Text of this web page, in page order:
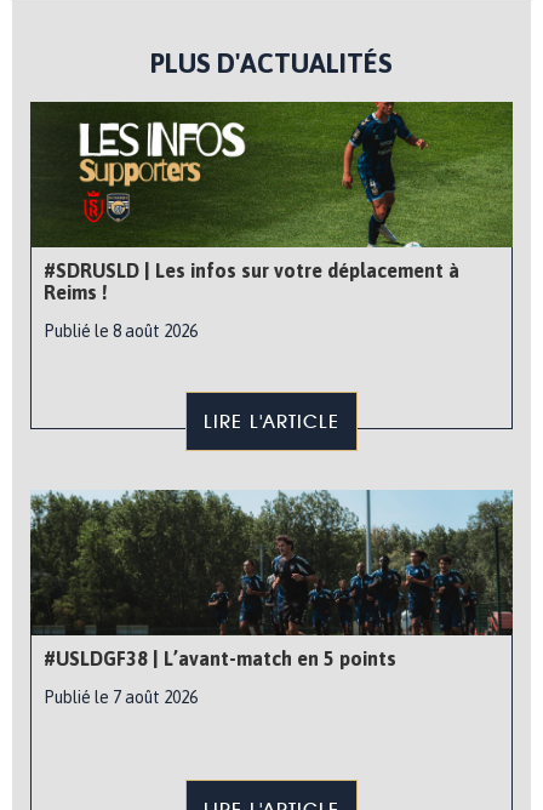
PLUS D'ACTUALITÉS
#SDRUSLD | Les infos sur votre déplacement à
Reims !
Publié le 8 août 2026
LIRE L'ARTICLE
#USLDGF38 | L’avant-match en 5 points
Publié le 7 août 2026